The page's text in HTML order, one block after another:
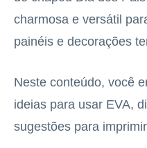
charmosa e versátil
painéis e decorações
Neste conteúdo, você
ideias para usar EVA,
sugestões para